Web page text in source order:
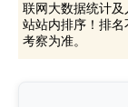
联网大数据统计
站站内排序！排
考察为准。